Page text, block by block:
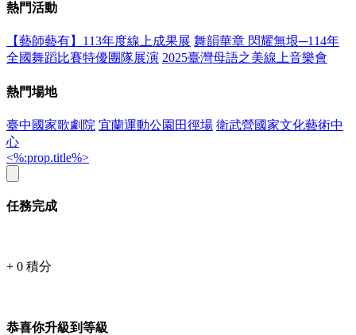
熱門活動
【藝師藝有】113年度線上成果展 舞韻華章 閃耀無垠─114年
全國舞蹈比賽特優團隊展演 2025臺灣母語之美線上音樂會
熱門場地
臺中國家歌劇院 宜蘭運動公園田徑場 衛武營國家文化藝術中
心
<%:prop.title%>
任務完成
+ 0 積分
恭喜你升級到等級